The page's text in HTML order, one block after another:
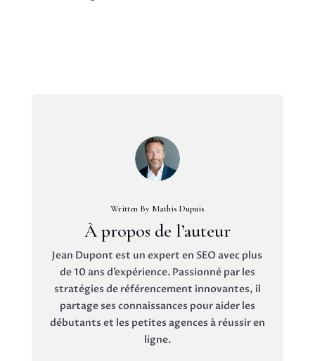
Written By Mathis Dupuis
À propos de l’auteur
Jean Dupont est un expert en SEO avec plus
de 10 ans d’expérience. Passionné par les
stratégies de référencement innovantes, il
partage ses connaissances pour aider les
débutants et les petites agences à réussir en
ligne.